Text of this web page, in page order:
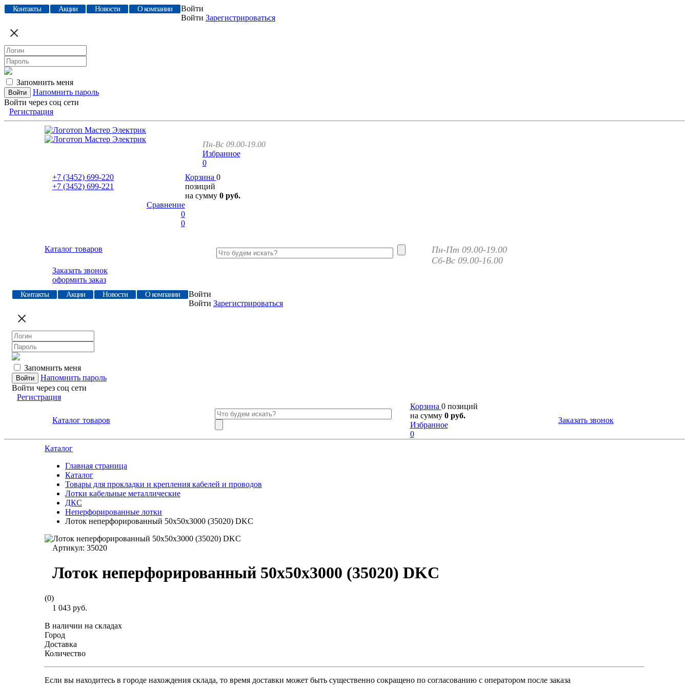
Контакты Акции Новости О компании
Войти
Войти Зарегистрироваться
Запомнить меня
Напомнить пароль
Войти через соц сети
Регистрация
Пн-Вс 09.00-19.00
Избранное
0
+7 (3452) 699-220
+7 (3452) 699-221
Корзина 0
позиций
на сумму 0 руб.
Сравнение
0
0
Каталог товаров
Пн-Пт 09.00-19.00
Сб-Вс 09.00-16.00
Заказать звонок
оформить заказ
Контакты Акции Новости О компании
Войти
Войти Зарегистрироваться
Запомнить меня
Напомнить пароль
Войти через соц сети
Регистрация
Каталог товаров
Корзина 0 позиций
на сумму 0 руб.
Избранное
0
Заказать звонок
Каталог
Главная страница
Каталог
Товары для прокладки и крепления кабелей и проводов
Лотки кабельные металлические
ДКС
Неперфорированные лотки
Лоток неперфорированный 50х50х3000 (35020) DKC
Артикул: 35020
Лоток неперфорированный 50х50х3000 (35020) DKC
(0)
1 043 руб.
В наличии на складах
Город
Доставка
Количество
Если вы находитесь в городе нахождения склада, то время доставки может быть существенно сокращено по согласованию с оператором после заказа